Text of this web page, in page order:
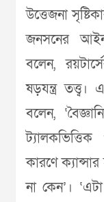
উত্তেজনা
জনসনের
বলেন,
ষড়যন্ত্র
বলেন,
কারণে
না কেন’।